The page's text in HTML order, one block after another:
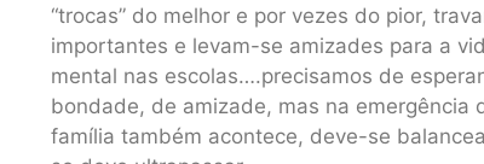
“trocas” do melhor e por vezes do pior,
importantes e levam-se amizades para a
mental nas escolas….precisamos de
bondade, de amizade, mas na
família também acontece, deve-se